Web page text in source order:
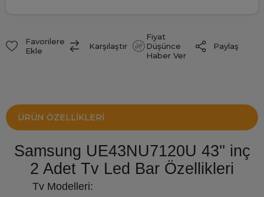
Favorilere
Ekle
Karşılaştır
Fiyat
Düşünce
Haber Ver
Paylaş
ÜRÜN ÖZELLIKLERI
Samsung UE43NU7120U 43'' inç
2 Adet Tv Led Bar Özellikleri
Tv Modelleri: